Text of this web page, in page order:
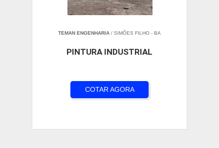
TEMAN ENGENHARIA / SIMÕES FILHO - BA
PINTURA INDUSTRIAL
COTAR AGORA